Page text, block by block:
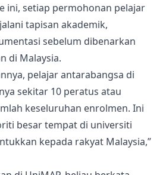
ini, setiap permohonan pelajar
tapisan akademik,
sebelum dibenarkan
di Malaysia.
pelajar antarabangsa di
sekitar 10 peratus atau
keseluruhan enrolmen. Ini
besar tempat di universiti
kepada rakyat Malaysia,”